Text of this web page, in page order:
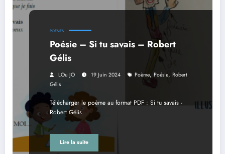
POÉSIES
Poésie – Si tu savais – Robert
Gélis
LOu JO 19 Juin 2024 Poème, Poésie, Robert
Gélis
Télécharger le poème au format PDF : Si tu savais -
Robert Gélis
Lire la suite